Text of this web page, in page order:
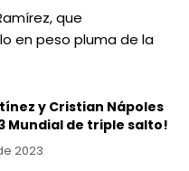
que
en peso pluma de la
y Cristian Nápoles
Mundial de triple salto!
2023